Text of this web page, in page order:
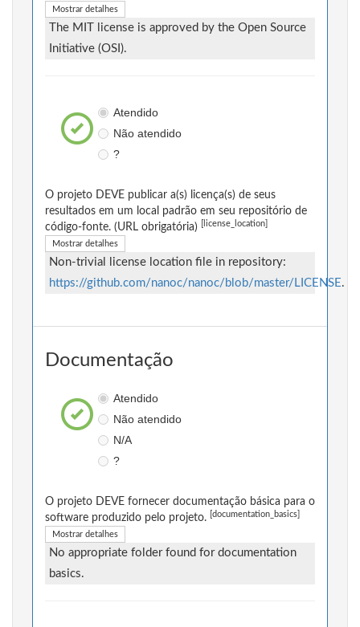
Mostrar detalhes
The MIT license is approved by the Open Source
Initiative (OSI).
Atendido
Não atendido
?
O projeto DEVE publicar a(s) licença(s) de seus
resultados em um local padrão em seu repositório de
código-fonte. (URL obrigatória)
[license_location]
Mostrar detalhes
Non-trivial license location file in repository:
https://github.com/nanoc/nanoc/blob/master/LICENSE.
Documentação
Atendido
Não atendido
N/A
?
O projeto DEVE fornecer documentação básica para o
software produzido pelo projeto.
[documentation_basics]
Mostrar detalhes
No appropriate folder found for documentation
basics.